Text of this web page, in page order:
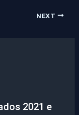
NEXT
2021 e